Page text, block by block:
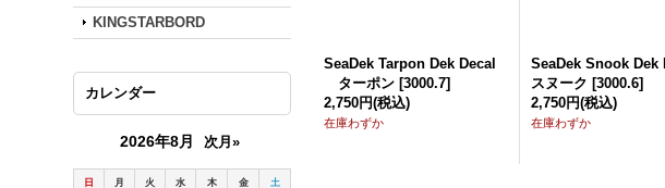
KINGSTARBORD
カレンダー
2026年8月 次月»
日 月 火 水 木 金 土
SeaDek Tarpon Dek Decal
ターポン [3000.7]
2,750円(税込)
在庫わずか
SeaDek Snook
スヌーク [3000.6]
2,750円(税込)
在庫わずか